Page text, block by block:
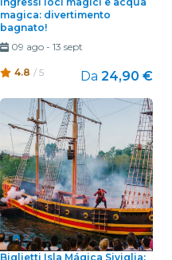
magica: divertimento
bagnato!
09 ago- 13 sept
4.8 / 5 Da 24,90 €
Biglietti Isla Mágica Siviglia: